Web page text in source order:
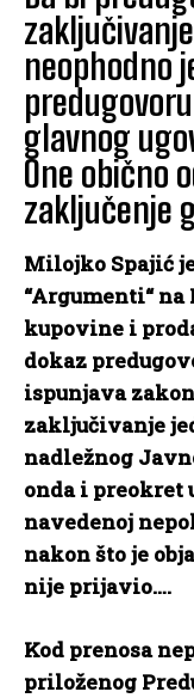
neophodno
glavnog
One obično
zaključenje
Milojko Spajić
“Argumenti“
kupovine i
dokaz
ispunjava
zaključivanje
nadležnog
onda i preokret
navedenoj
nakon što je
nije prijavio….
Kod prenosa
priloženog